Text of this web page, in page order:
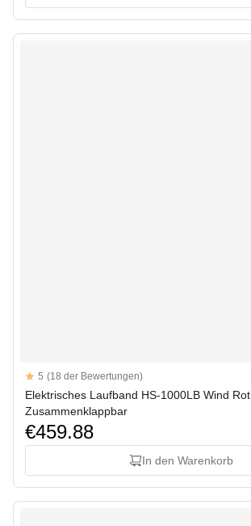
Reviews
5 out of 5 stars
5 (18 der Bewertungen)
Elektrisches Laufband HS-1000LB Wind Rot
Zusammenklappbar
€459.88
In den Warenkorb